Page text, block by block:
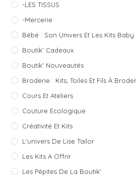
-LES TISSUS
-Mercerie
Bébé : Son Univers Et Les Kits
Boutik' Cadeaux
Boutik' Nouveautés
Broderie : Kits, Toiles Et Fils À Broder
Cours Et Ateliers
Couture Ecologique
Créativité Et Kits
L'univers De Lise Tailor
Les Kits A Offrir
Les Pépites De La Boutik'